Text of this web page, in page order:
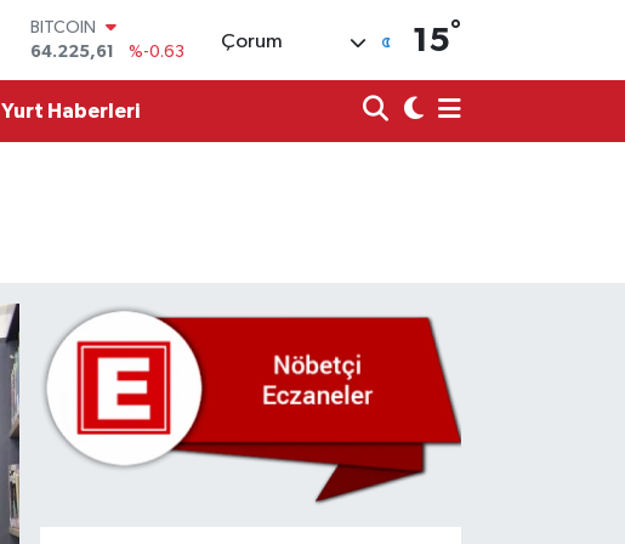
DOLAR
47,6704
%0
EURO
55,0406
%-0.08
Çorum 15°
Yurt Haberleri